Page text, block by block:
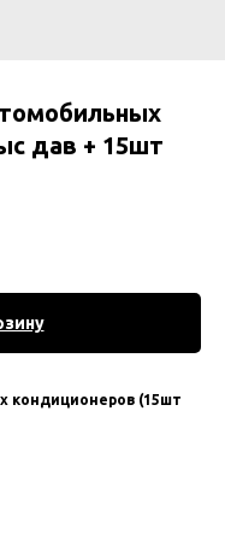
дав + 15шт
кондиционеров (15шт